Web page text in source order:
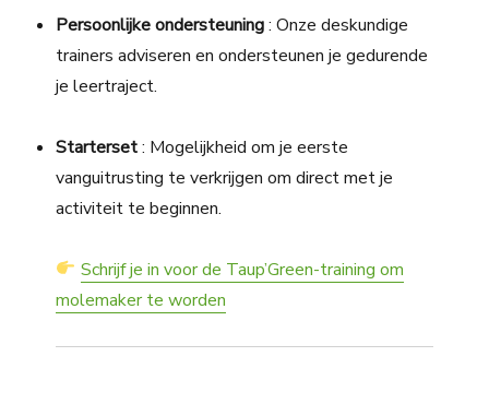
Persoonlijke ondersteuning: Onze deskundige
trainers adviseren en ondersteunen je gedurende
je leertraject.
Starterset: Mogelijkheid om je eerste
vanguitrusting te verkrijgen om direct met je
activiteit te beginnen.
Schrijf je in voor de Taup’Green-training om
molemaker te worden